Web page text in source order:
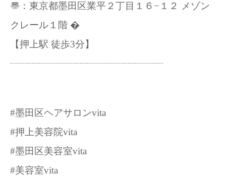
〠：東京都墨田区業平２丁目１６−１２ メゾン
クレール１階 �
【押上駅 徒歩3分】
┈┈┈┈┈┈┈┈┈┈┈┈┈┈┈┈
#墨田区ヘアサロンvita
#押上美容院vita
#墨田区美容室vita
#美容室vita